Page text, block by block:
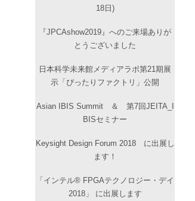
18日)
『JPCAshow2019』へのご来場ありが
とうございました
日本科学未来館メディアラボ第21期展
示「ぴったりファクトリ」公開
Asian IBIS Summit ＆ 第7回JEITA_I
BISセミナー
Keysight Design Forum 2018 に出展し
ます！
「インテル® FPGAテクノロジー・デイ
2018」 に出展します